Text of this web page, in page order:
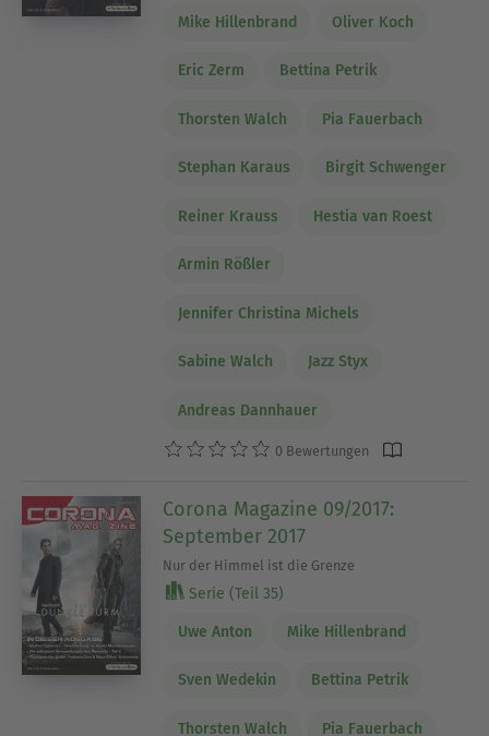
Mike Hillenbrand Oliver Koch
Eric Zerm Bettina Petrik
Thorsten Walch Pia Fauerbach
Stephan Karaus Birgit Schwenger
Reiner Krauss Hestia van Roest
Armin Rößler
Jennifer Christina Michels
Sabine Walch Jazz Styx
Andreas Dannhauer
0 Bewertungen
Corona Magazine 09/2017:
September 2017
Nur der Himmel ist die Grenze
Serie (Teil 35)
Uwe Anton Mike Hillenbrand
Sven Wedekin Bettina Petrik
Thorsten Walch Pia Fauerbach